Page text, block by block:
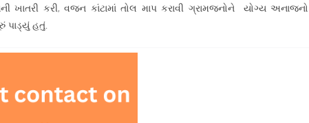
ખાતરી કરી, વજન કાંટામાં તોલ માપ કરાવી ગ્રામજનોને યોગ્ય અનાજનો
પાડ્યું હતું.